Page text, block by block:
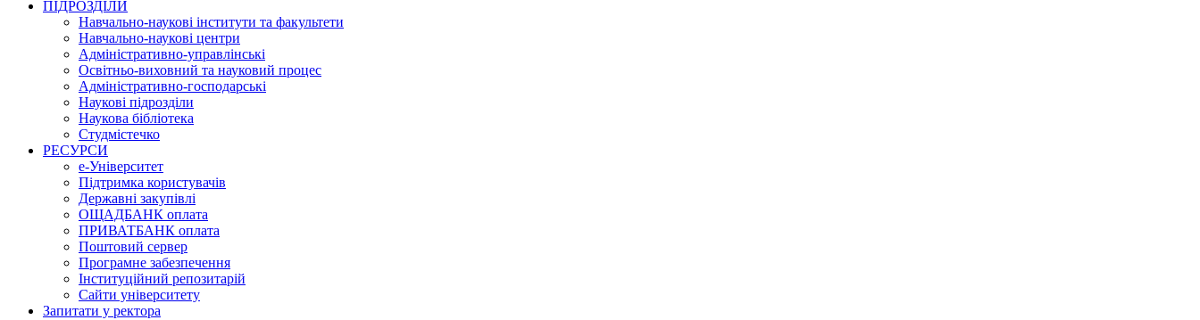
ПІДРОЗДІЛИ
Навчально-наукові інститути та факультети
Навчально-наукові центри
Адміністративно-управлінські
Освітньо-виховний та науковий процес
Адміністративно-господарські
Наукові підрозділи
Наукова бібліотека
Студмістечко
РЕСУРСИ
е-Університет
Підтримка користувачів
Державні закупівлі
ОЩАДБАНК оплата
ПРИВАТБАНК оплата
Поштовий сервер
Програмне забезпечення
Інституційний репозитарій
Сайти університету
Запитати у ректора